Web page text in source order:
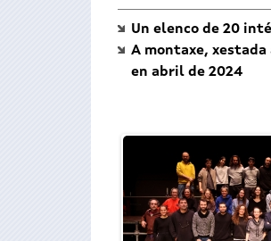
Un elenco de 20
A montaxe,
en abril de 2024